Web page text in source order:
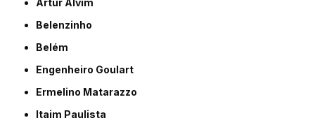
Belenzinho
Belém
Engenheiro Goulart
Ermelino Matarazzo
Itaim Paulista